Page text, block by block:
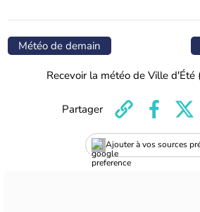
Météo de demain
Recevoir la météo de Ville d'Été
Ajouter à vos sources
Partager